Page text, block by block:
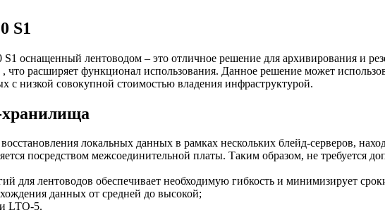
S1
оснащенный лентоводом – это отличное решение для архивирования и
что расширяет функционал использования. Данное решение может
с низкой совокупной стоимостью владения инфраструктурой.
локальных данных в рамках нескольких блейд-серверов,
посредством межсоединительной платы. Таким образом, не требуется
для лентоводов обеспечивает необходимую гибкость и минимизирует
данных от средней до высокой;
LTO-5.